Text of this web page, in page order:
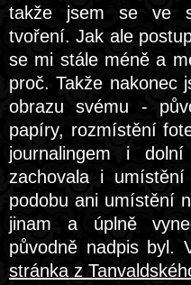
takže jsem se ve
tvoření. Jak ale
se mi stále méně a
proč. Takže nakonec
obrazu svému -
papíry, rozmístění
journalingem i
zachovala i
podobu ani umístění
jinam a úplně
původně nadpis byl.
stránka z